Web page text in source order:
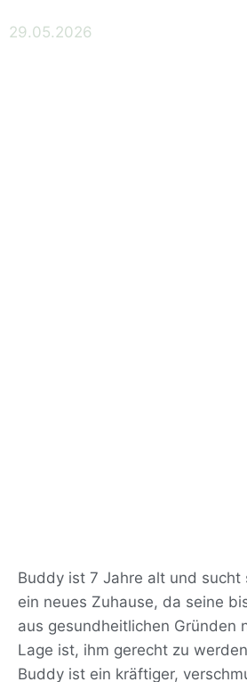
29.05.2026
Buddy ist 7 Jahre alt und sucht
ein neues Zuhause, da seine
aus gesundheitlichen Gründen
Lage ist, ihm gerecht zu
Buddy ist ein kräftiger,